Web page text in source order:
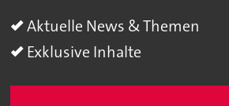
Aktuelle News & Themen
Exklusive Inhalte